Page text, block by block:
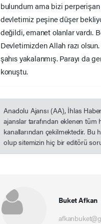
bulundum ama bizi
devletimiz peşine düşer
değildi, emanet olanlar vardı.
Devletimizden Allah razı
şahıs yakalanmış. Parayı da
konuştu.
Anadolu Ajansı (AA), İhlas
ajanslar tarafından eklenen
kanallarından çekilmektedir.
olup sitemizin hiç bir editörü
Buket Afkan